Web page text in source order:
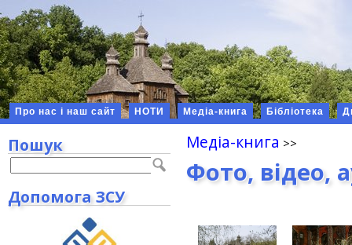
Про нас і наш сайт НОТИ Медіа-книга Бібліотека
Медіа-книга
Фото, відео,
Пошук
Допомога ЗСУ